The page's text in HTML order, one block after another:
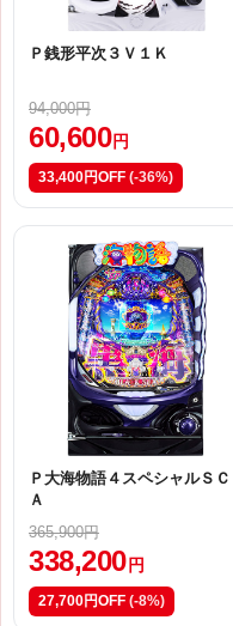
Ｐ銭形平次３Ｖ１Ｋ
94,000円
60,600 円
33,400円OFF (-36%)
Ｐ大海物語４スペシャルＳＣ
Ａ
365,900円
338,200 円
27,700円OFF (-8%)